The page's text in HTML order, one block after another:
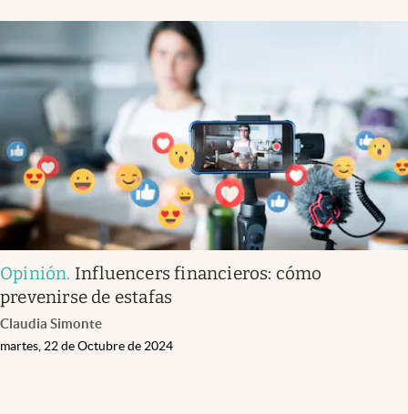
Opinión. Influencers financieros: cómo
prevenirse de estafas
Claudia Simonte
martes, 22 de Octubre de 2024